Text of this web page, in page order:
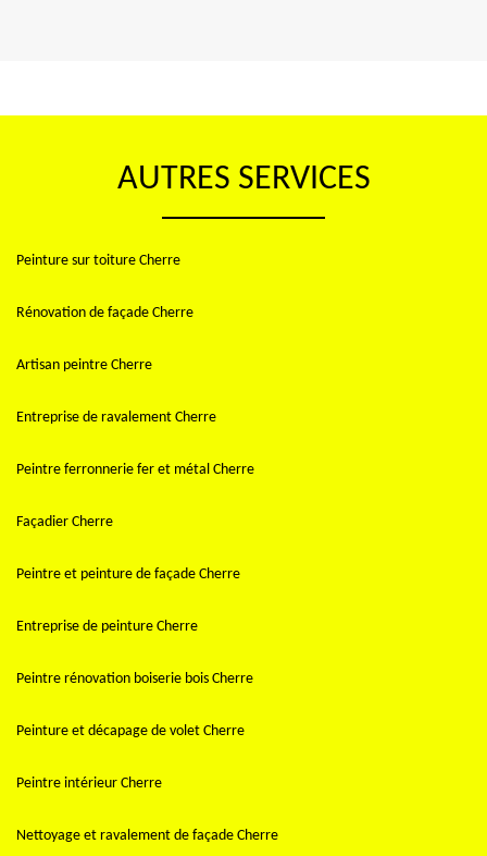
AUTRES SERVICES
Peinture sur toiture Cherre
Rénovation de façade Cherre
Artisan peintre Cherre
Entreprise de ravalement Cherre
Peintre ferronnerie fer et métal Cherre
Façadier Cherre
Peintre et peinture de façade Cherre
Entreprise de peinture Cherre
Peintre rénovation boiserie bois Cherre
Peinture et décapage de volet Cherre
Peintre intérieur Cherre
Nettoyage et ravalement de façade Cherre